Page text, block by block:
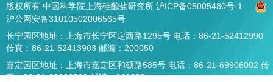
版权所有 中国科学院上海硅酸盐研究所 沪ICP备05005480号-1
沪公网安备31010502006565号
长宁园区地址：上海市长宁区定西路1295号 电话：86-21-52412990
传真：86-21-52413903 邮编：200050
嘉定园区地址：上海市嘉定区和硕路585号 电话：86-21-69906002 传
真：86-21-69906700 邮编：201899